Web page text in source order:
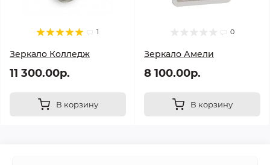
1
Зеркало Колледж
11 300.00р.
В корзину
0
Зеркало Амели
8 100.00р.
В корзину